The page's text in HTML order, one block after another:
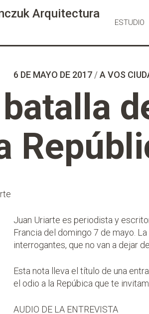
ESTUDIO
6 DE MAYO DE 2017/A VOS
Juan Uriarte es periodista y
Francia del domingo 7 de mayo.
interrogantes, que no van a dejar
Esta nota lleva el título de una
el odio a la Repúbica que te
AUDIO DE LA ENTREVISTA